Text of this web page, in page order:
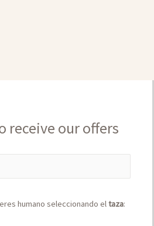
receive our offers
humano seleccionando eltaza: